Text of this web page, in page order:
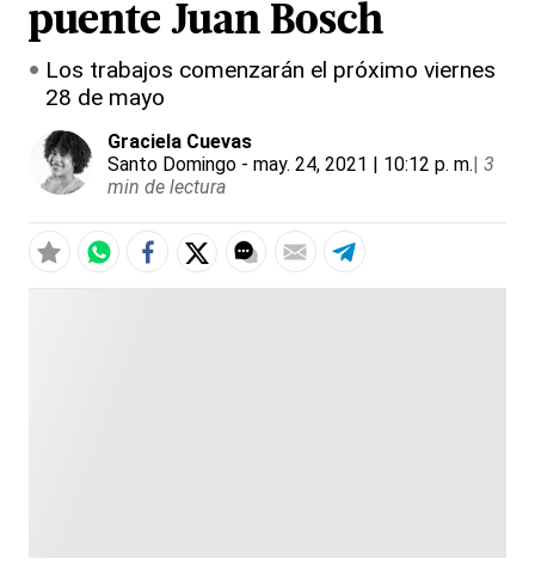
puente Juan Bosch
Los trabajos comenzarán el próximo viernes
28 de mayo
Graciela Cuevas
Santo Domingo - may. 24, 2021 | 10:12 p. m.| 3
min de lectura